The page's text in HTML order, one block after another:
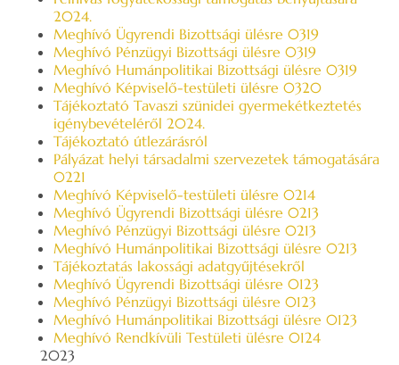
2024.
Meghívó Ügyrendi Bizottsági ülésre 0319
Meghívó Pénzügyi Bizottsági ülésre 0319
Meghívó Humánpolitikai Bizottsági ülésre 0319
Meghívó Képviselő-testületi ülésre 0320
Tájékoztató Tavaszi szünidei gyermekétkeztetés
igénybevételéről 2024.
Tájékoztató útlezárásról
Pályázat helyi társadalmi szervezetek támogatására
0221
Meghívó Képviselő-testületi ülésre 0214
Meghívó Ügyrendi Bizottsági ülésre 0213
Meghívó Pénzügyi Bizottsági ülésre 0213
Meghívó Humánpolitikai Bizottsági ülésre 0213
Tájékoztatás lakossági adatgyűjtésekről
Meghívó Ügyrendi Bizottsági ülésre 0123
Meghívó Pénzügyi Bizottsági ülésre 0123
Meghívó Humánpolitikai Bizottsági ülésre 0123
Meghívó Rendkívüli Testületi ülésre 0124
2023